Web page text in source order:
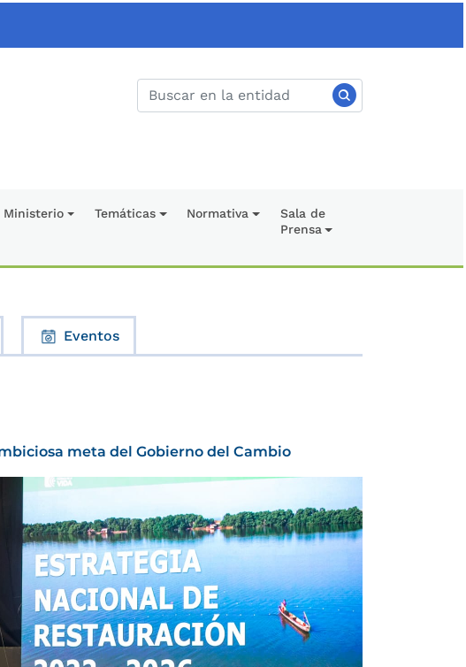
Ministerio Temáticas Normativa
Sala de
Prensa
Eventos
meta del Gobierno del Cambio